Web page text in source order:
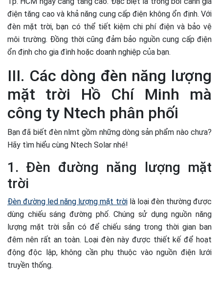
điện tăng cao và khả năng cung cấp điện không ổn định. Với
đèn mặt trời, bạn có thể tiết kiệm chi phí điện và bảo vệ
môi trường. Đồng thời cũng đảm bảo nguồn cung cấp điện
ổn định cho gia đình hoặc doanh nghiệp của bạn.
III. Các dòng đèn năng lượng
mặt trời Hồ Chí Minh mà
công ty Ntech phân phối
Bạn đã biết đèn nlmt gồm những dòng sản phẩm nào chưa?
Hãy tìm hiểu cùng Ntech Solar nhé!
1. Đèn đường năng lượng mặt
trời
Đèn đường led năng lượng mặt trờilà loại đèn thường được
dùng chiếu sáng đường phố. Chúng sử dụng nguồn năng
lượng mặt trời sẵn có để chiếu sáng trong thời gian ban
đêm nên rất an toàn. Loại đèn này được thiết kế để hoạt
động độc lập, không cần phụ thuộc vào nguồn điện lưới
truyền thống.